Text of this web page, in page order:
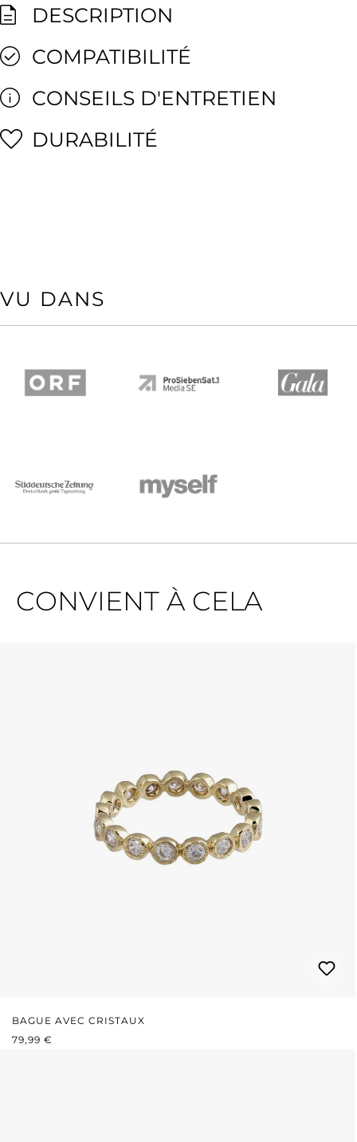
DESCRIPTION
COMPATIBILITÉ
CONSEILS D'ENTRETIEN
DURABILITÉ
VU DANS
CONVIENT À CELA
BAGUE AVEC CRISTAUX
PRIX RÉGULIER :
79,99 €